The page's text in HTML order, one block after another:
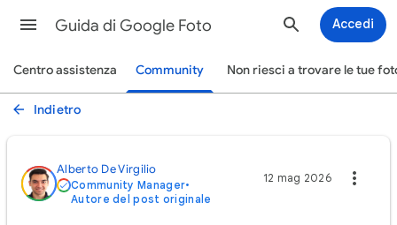
Guida di Google Foto Accedi
Centro assistenza Community Non riesci a trovare le tue
Indietro
Alberto De Virgilio
Community Manager•
Autore del post originale
12 mag 2026